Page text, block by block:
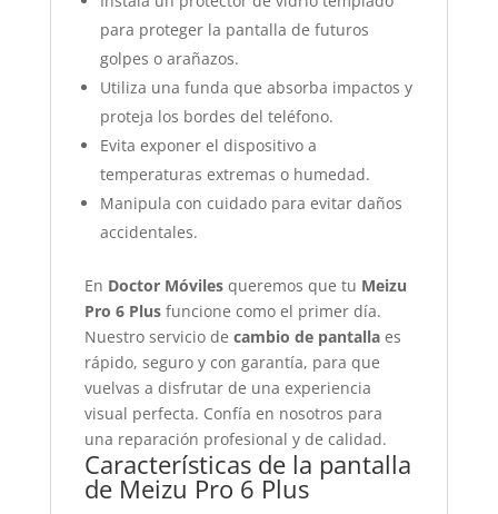
para proteger la pantalla de futuros
golpes o arañazos.
Utiliza una funda que absorba impactos y
proteja los bordes del teléfono.
Evita exponer el dispositivo a
temperaturas extremas o humedad.
Manipula con cuidado para evitar daños
accidentales.
En Doctor Móvilesqueremos que tu Meizu
Pro 6 Plusfuncione como el primer día.
Nuestro servicio de cambio de pantallaes
rápido, seguro y con garantía, para que
vuelvas a disfrutar de una experiencia
visual perfecta. Confía en nosotros para
una reparación profesional y de calidad.
Características de la pantalla
de Meizu Pro 6 Plus